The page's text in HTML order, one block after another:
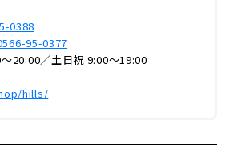
0388
95-0377
20:00／土日祝 9:00～19:00
hills/